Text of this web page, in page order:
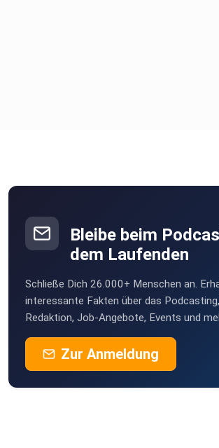
Bleibe beim
dem Laufenden
Schließe Dich 26.000+ Menschen an.
interessante Fakten über das
Redaktion, Job-Angebote, Events und
Zur Anmeldung